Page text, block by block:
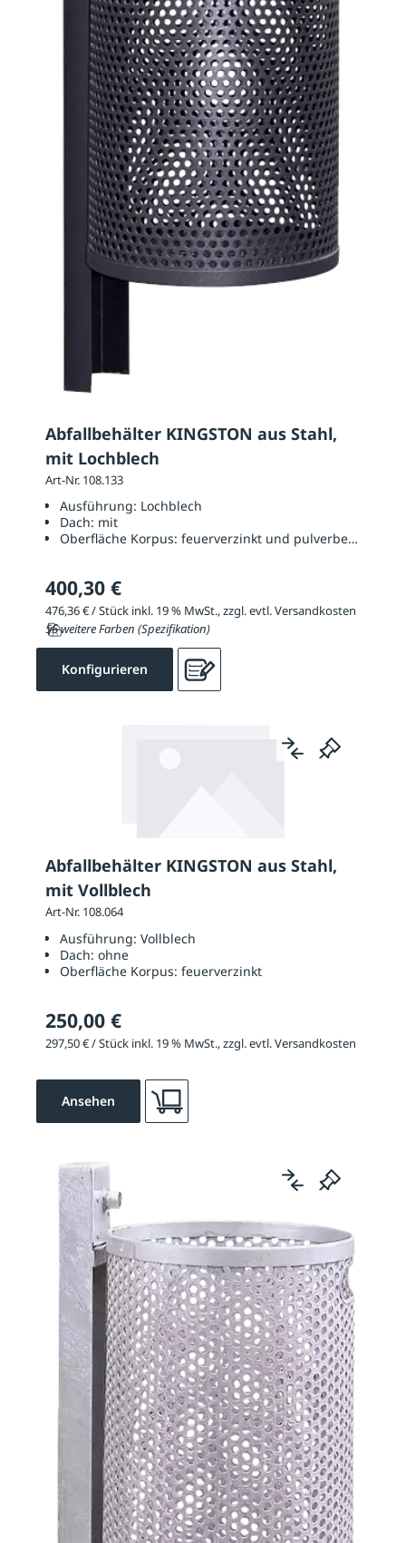
Abfallbehälter KINGSTON aus Stahl,
mit Lochblech
Art-Nr. 108.133
Ausführung: Lochblech
Dach: mit
Oberfläche Korpus: feuerverzinkt und pulverbeschichtet
400,30 €
476,36 € / Stück inkl. 19 % MwSt., zzgl. evtl. Versandkosten
56 weitere Farben (Spezifikation)
Konfigurieren
Abfallbehälter KINGSTON aus Stahl,
mit Vollblech
Art-Nr. 108.064
Ausführung: Vollblech
Dach: ohne
Oberfläche Korpus: feuerverzinkt
250,00 €
297,50 € / Stück inkl. 19 % MwSt., zzgl. evtl. Versandkosten
Ansehen